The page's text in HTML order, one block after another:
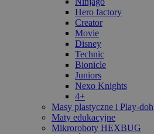
Hero factory
Creator
Movie
Disney
Technic
Bionicle
Juniors
Nexo Knights
4+
Masy plastyczne i Play-doh
Maty edukacyjne
Mikroroboty HEXBUG